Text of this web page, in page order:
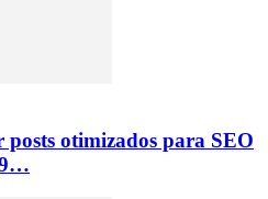
posts otimizados para SEO